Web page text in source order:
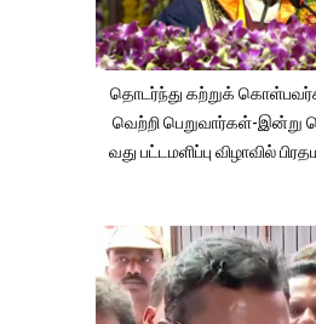
தொடர்ந்து கற்றுக்
வெற்றி பெறுவார்கள்-இன்று
வது பட்டமளிப்பு விழாவில்